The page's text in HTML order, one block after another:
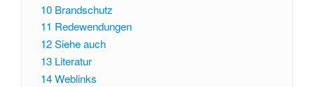
10 Brandschutz
11 Redewendungen
12Siehe auch
13 Literatur
14Weblinks